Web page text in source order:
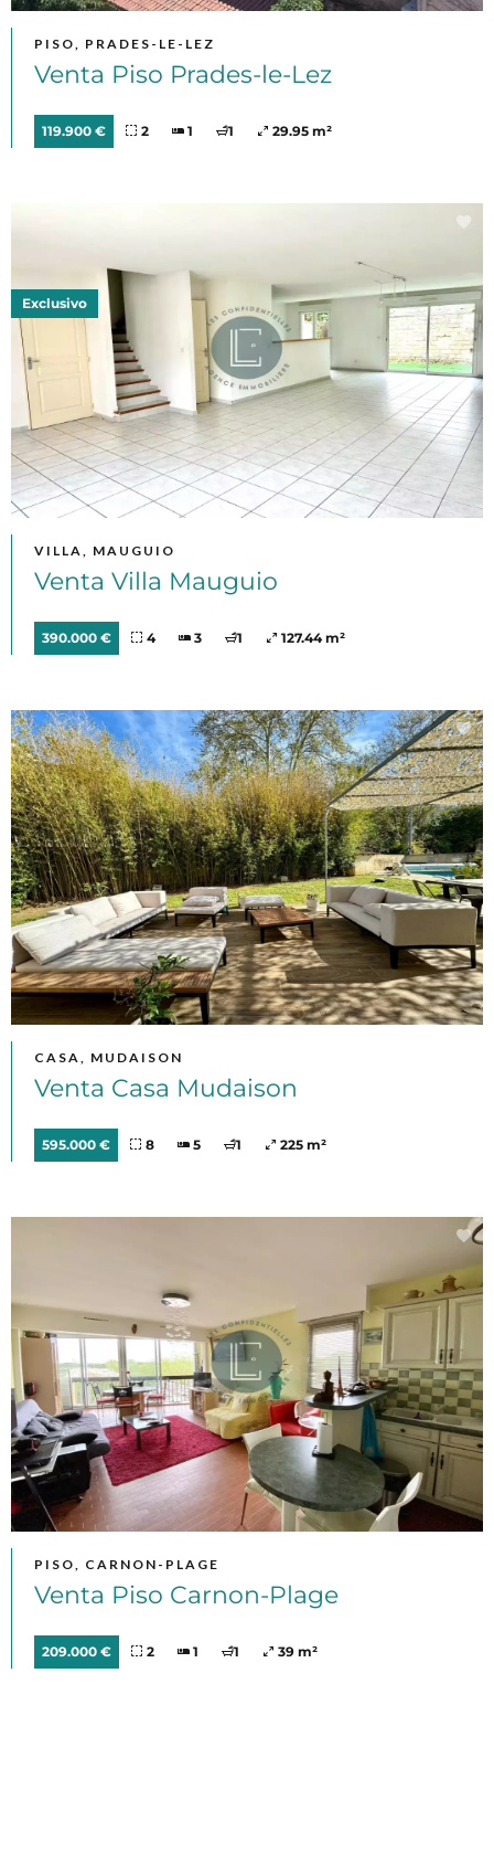
PISO, PRADES-LE-LEZ
Venta Piso Prades-le-Lez
119.900 € 2 1 1 29.95 m²
VILLA, MAUGUIO
Venta Villa Mauguio
390.000 € 4 3 1 127.44 m²
Exclusivo
CASA, MUDAISON
Venta Casa Mudaison
595.000 € 8 5 1 225 m²
PISO, CARNON-PLAGE
Venta Piso Carnon-Plage
209.000 € 2 1 1 39 m²